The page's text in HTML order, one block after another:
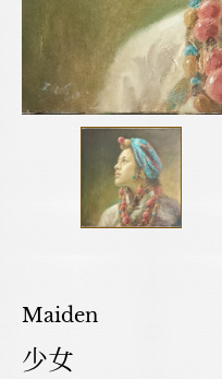
Maiden
少女